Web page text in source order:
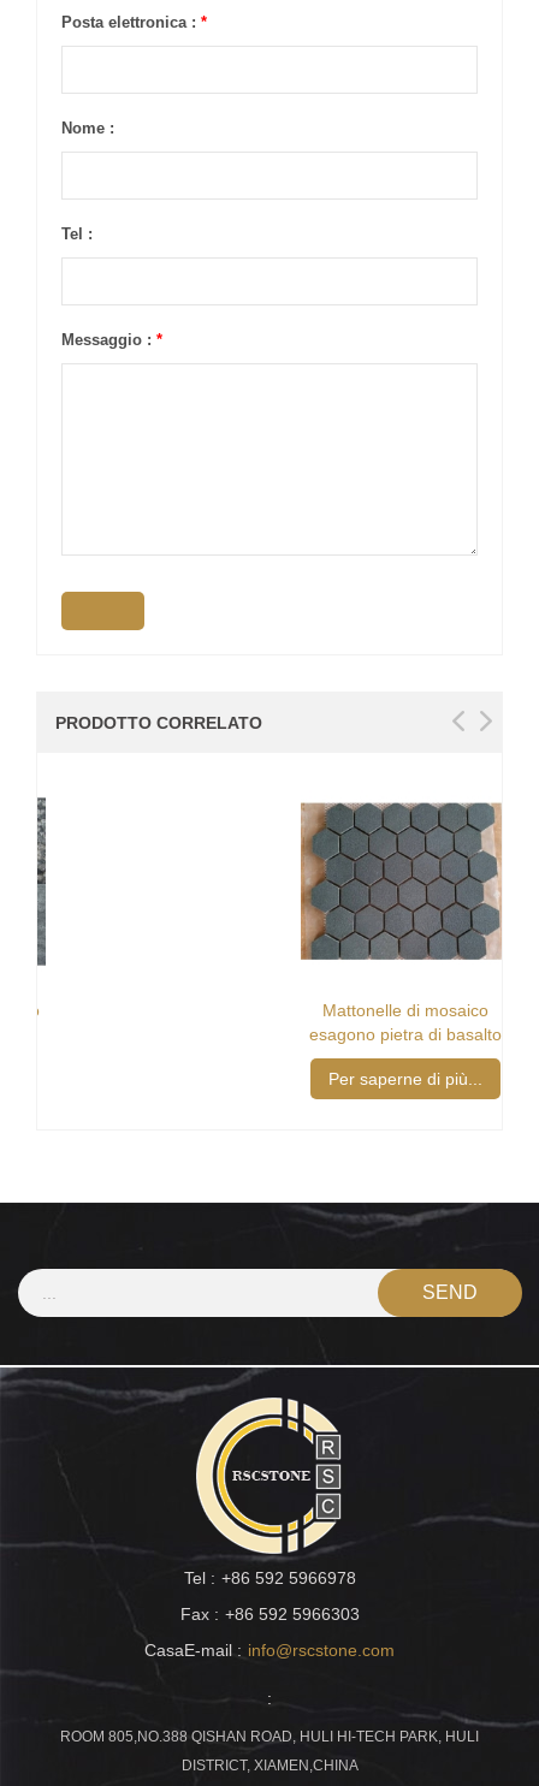
Posta elettronica : *
Nome :
Tel :
Messaggio : *
PRODOTTO CORRELATO
Mattonelle di mosaico
esagono pietra di basalto
Per saperne di più...
Tel : +86 592 5966978
Fax : +86 592 5966303
CasaE-mail : info@rscstone.com
:
ROOM 805,NO.388 QISHAN ROAD, HULI HI-TECH PARK, HULI
DISTRICT, XIAMEN,CHINA